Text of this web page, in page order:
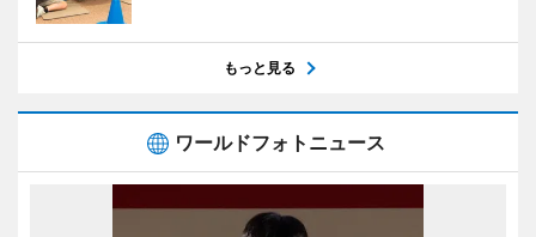
もっと見る
ワールドフォトニュース